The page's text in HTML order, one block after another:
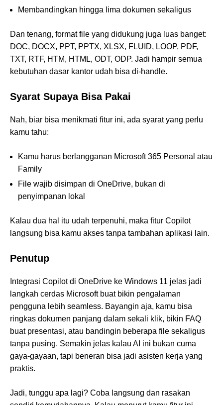
Membandingkan hingga lima dokumen sekaligus
Dan tenang, format file yang didukung juga luas banget:
DOC, DOCX, PPT, PPTX, XLSX, FLUID, LOOP, PDF,
TXT, RTF, HTM, HTML, ODT, ODP. Jadi hampir semua
kebutuhan dasar kantor udah bisa di-handle.
Syarat Supaya Bisa Pakai
Nah, biar bisa menikmati fitur ini, ada syarat yang perlu
kamu tahu:
Kamu harus berlangganan Microsoft 365 Personal atau
Family
File wajib disimpan di OneDrive, bukan di
penyimpanan lokal
Kalau dua hal itu udah terpenuhi, maka fitur Copilot
langsung bisa kamu akses tanpa tambahan aplikasi lain.
Penutup
Integrasi Copilot di OneDrive ke Windows 11 jelas jadi
langkah cerdas Microsoft buat bikin pengalaman
pengguna lebih seamless. Bayangin aja, kamu bisa
ringkas dokumen panjang dalam sekali klik, bikin FAQ
buat presentasi, atau bandingin beberapa file sekaligus
tanpa pusing. Semakin jelas kalau AI ini bukan cuma
gaya-gayaan, tapi beneran bisa jadi asisten kerja yang
praktis.
Jadi, tunggu apa lagi? Coba langsung dan rasakan